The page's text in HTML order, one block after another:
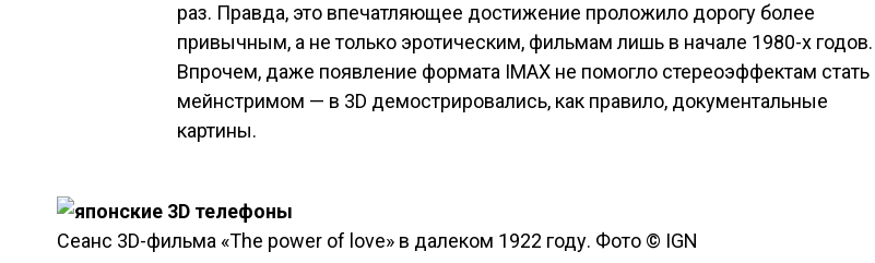
раз. Правда, это впечатляющее достижение проложило дорогу более
привычным, а не только эротическим, фильмам лишь в начале 1980-х годов.
Впрочем, даже появление формата IMAX не помогло стереоэффектам стать
мейнстримом — в 3D демострировались, как правило, документальные
картины.
Сеанс 3D-фильма «The power of love» в далеком 1922 году. Фото © IGN